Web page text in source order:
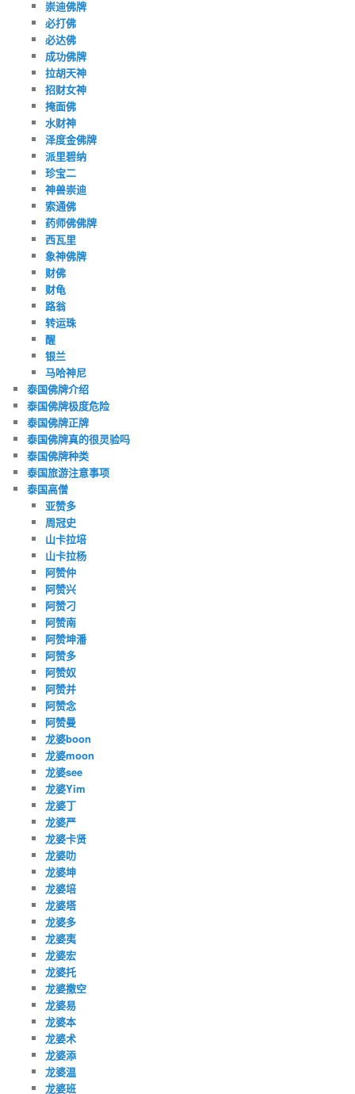
崇迪佛牌
必打佛
必达佛
成功佛牌
拉胡天神
招财女神
掩面佛
水财神
泽度金佛牌
派里碧纳
珍宝二
神兽崇迪
索通佛
药师佛佛牌
西瓦里
象神佛牌
财佛
财龟
路翁
转运珠
醒
银兰
马哈神尼
泰国佛牌介绍
泰国佛牌极度危险
泰国佛牌正牌
泰国佛牌真的很灵验吗
泰国佛牌种类
泰国旅游注意事项
泰国高僧
亚赞多
周冠史
山卡拉培
山卡拉杨
阿赞仲
阿赞兴
阿赞刁
阿赞南
阿赞坤潘
阿赞多
阿赞奴
阿赞并
阿赞念
阿赞曼
龙婆boon
龙婆moon
龙婆see
龙婆Yim
龙婆丁
龙婆严
龙婆卡贤
龙婆叻
龙婆坤
龙婆培
龙婆塔
龙婆多
龙婆夷
龙婆宏
龙婆托
龙婆撒空
龙婆易
龙婆本
龙婆术
龙婆添
龙婆温
龙婆班